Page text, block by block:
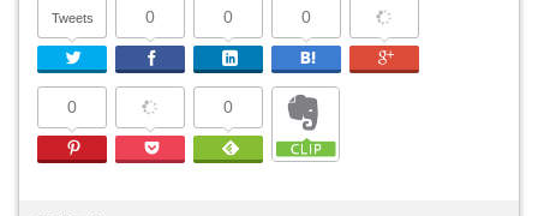
Tweets
Twitter
0
Facebook
0
Linkedin
0
はてなブックマーク
0
Pinterest Pocket
0
Feedly